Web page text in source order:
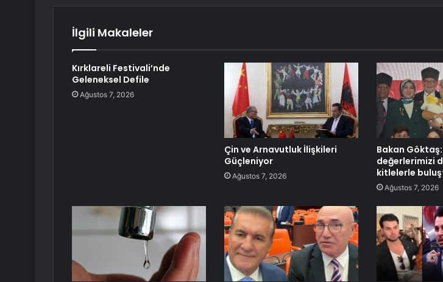
İlgili Makaleler
Kırklareli Festivali’nde
Geleneksel Defile
Ağustos 7, 2026
Çin ve Arnavutluk İlişkileri
Güçleniyor
Ağustos 7, 2026
Bakan
değerlerimizi
kitlelerle
Ağustos 7, 2026